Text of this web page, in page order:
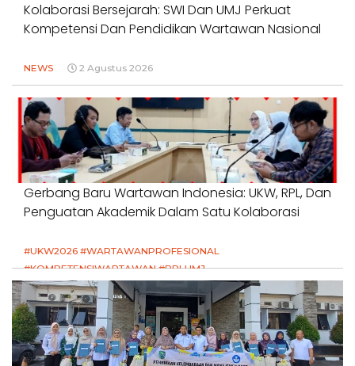
Kolaborasi Bersejarah: SWI Dan UMJ Perkuat
Kompetensi Dan Pendidikan Wartawan Nasional
NEWS 2 Agustus 2026
Gerbang Baru Wartawan Indonesia: UKW, RPL, Dan
Penguatan Akademik Dalam Satu Kolaborasi
#UKW2026 #WARTAWANPROFESIONAL
#KOMPETENSIWARTAWAN #RPLUMJ
#PENDIDIKANWARTAWAN #SWINASIONAL #SWIJABAR
1 Agustus 2026